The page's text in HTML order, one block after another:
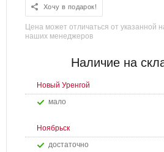
Хочу в подарок!
Цена может отличаться от указанной
наших менеджеров
Наличие на
Новый Уренгой
Мало
Ноябрьск
Достаточно